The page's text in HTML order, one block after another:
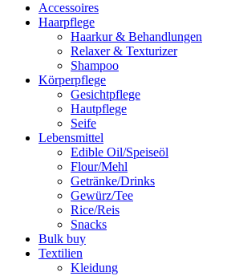
Accessoires
Haarpflege
Haarkur & Behandlungen
Relaxer & Texturizer
Shampoo
Körperpflege
Gesichtpflege
Hautpflege
Seife
Lebensmittel
Edible Oil/Speiseöl
Flour/Mehl
Getränke/Drinks
Gewürz/Tee
Rice/Reis
Snacks
Bulk buy
Textilien
Kleidung